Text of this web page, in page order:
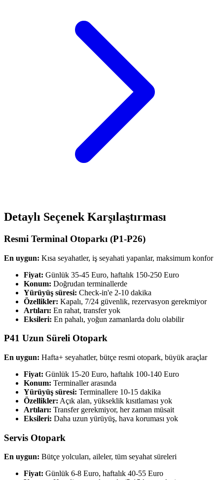
Detaylı Seçenek Karşılaştırması
Resmi Terminal Otoparkı (P1-P26)
En uygun: Kısa seyahatler, iş seyahati yapanlar, maksimum konfor
Fiyat: Günlük 35-45 Euro, haftalık 150-250 Euro
Konum: Doğrudan terminallerde
Yürüyüş süresi: Check-in'e 2-10 dakika
Özellikler: Kapalı, 7/24 güvenlik, rezervasyon gerekmiyor
Artıları: En rahat, transfer yok
Eksileri: En pahalı, yoğun zamanlarda dolu olabilir
P41 Uzun Süreli Otopark
En uygun: Hafta+ seyahatler, bütçe resmi otopark, büyük araçlar
Fiyat: Günlük 15-20 Euro, haftalık 100-140 Euro
Konum: Terminaller arasında
Yürüyüş süresi: Terminallere 10-15 dakika
Özellikler: Açık alan, yükseklik kısıtlaması yok
Artıları: Transfer gerekmiyor, her zaman müsait
Eksileri: Daha uzun yürüyüş, hava koruması yok
Servis Otopark
En uygun: Bütçe yolcuları, aileler, tüm seyahat süreleri
Fiyat: Günlük 6-8 Euro, haftalık 40-55 Euro